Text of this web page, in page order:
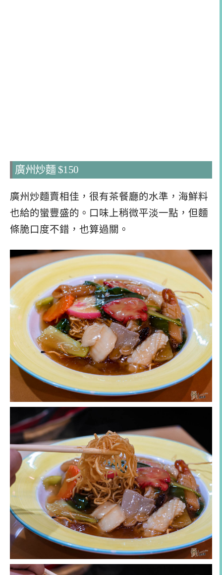
廣州炒麵 $150
廣州炒麵賣相佳，很有茶餐廳的水準，海鮮料
也給的蠻豐盛的。口味上稍微平淡一點，但麵
條脆口度不錯，也算過關。